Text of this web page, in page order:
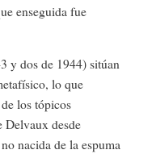
enseguida fue
y dos de 1944) sitúan
lo que
los tópicos
Delvaux desde
nacida de la espuma